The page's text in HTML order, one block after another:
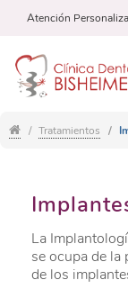
Atención
Tratamientos
La
se ocupa de
de los